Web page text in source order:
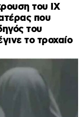
του ΙΧ
που
του
το τροχαίο